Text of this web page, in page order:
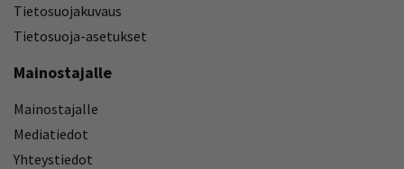
Tietosuojakuvaus
Tietosuoja-asetukset
Mainostajalle
Mainostajalle
Mediatiedot
Yhteystiedot